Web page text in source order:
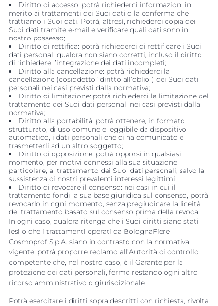
Diritto di accesso: potrà richiederci informazioni in
merito ai trattamenti dei Suoi dati o la conferma che
trattiamo i Suoi dati. Potrà, altresì, richiederci copia dei
Suoi dati tramite e-mail e verificare quali dati sono in
nostro possesso;
Diritto di rettifica: potrà richiederci di rettificare i Suoi
dati personali qualora non siano corretti, incluso il diritto
di richiedere l’integrazione dei dati incompleti;
Diritto alla cancellazione: potrà richiederci la
cancellazione (cosiddetto “diritto all’oblio”) dei Suoi dati
personali nei casi previsti dalla normativa;
Diritto di limitazione: potrà richiederci la limitazione del
trattamento dei Suoi dati personali nei casi previsti dalla
normativa;
Diritto alla portabilità: potrà ottenere, in formato
strutturato, di uso comune e leggibile da dispositivo
automatico, i dati personali che ci ha comunicato e
trasmetterli ad un altro soggetto;
Diritto di opposizione: potrà opporsi in qualsiasi
momento, per motivi connessi alla sua situazione
particolare, al trattamento dei Suoi dati personali, salvo la
sussistenza di nostri prevalenti interessi legittimi;
Diritto di revocare il consenso: nei casi in cui il
trattamento fondi la sua base giuridica sul consenso, potrà
revocarlo in ogni momento, senza pregiudicare la liceità
del trattamento basato sul consenso prima della revoca.
In ogni caso, qualora ritenga che i Suoi diritti siano stati
lesi o che i trattamenti operati da BolognaFiere
Cosmoprof S.p.A. siano in contrasto con la normativa
vigente, potrà proporre reclamo all’Autorità di controllo
competente che, nel nostro caso, è il Garante per la
protezione dei dati personali, fermo restando ogni altro
ricorso amministrativo o giurisdizionale.
Potrà esercitare i diritti sopra descritti con richiesta, rivolta